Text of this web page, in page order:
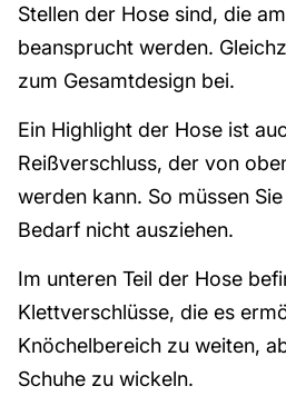
Stellen der Hose sind, die
beansprucht werden.
zum Gesamtdesign bei.
Ein Highlight der Hose ist
Reißverschluss, der von
werden kann. So müssen
Bedarf nicht ausziehen.
Im unteren Teil der Hose
Klettverschlüsse, die es
Knöchelbereich zu weiten,
Schuhe zu wickeln.